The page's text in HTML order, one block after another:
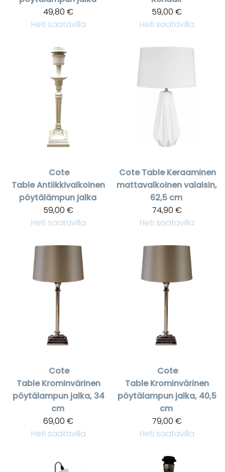
49,80 €
Heti saatavilla
59,00 €
Heti saatavilla
Cote
TableAntiikkivalkoinen
pöytälämpun jalka
59,00 €
Heti saatavilla
Cote Table Keraaminen
mattavalkoinen valaisin,
62,5 cm
74,90 €
Heti saatavilla
Cote
Table Krominvärinen
pöytälampun jalka, 34
cm
69,00 €
Heti saatavilla
Cote
Table Krominvärinen
pöytälampun jalka, 40,5
cm
79,00 €
Heti saatavilla